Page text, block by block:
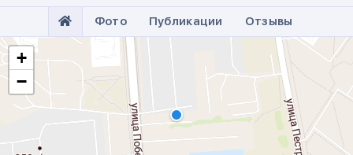
Фото Публикации Отзывы
+
−